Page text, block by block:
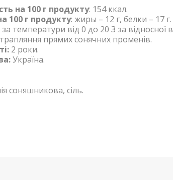
на 100 г продукту: 154 ккал.
100 г продукту: жиры – 12 г, белки – 17 г.
за температури від 0 до 20 З за відносної
прямих сонячних променів.
2 роки.
Україна.
соняшникова, сіль.